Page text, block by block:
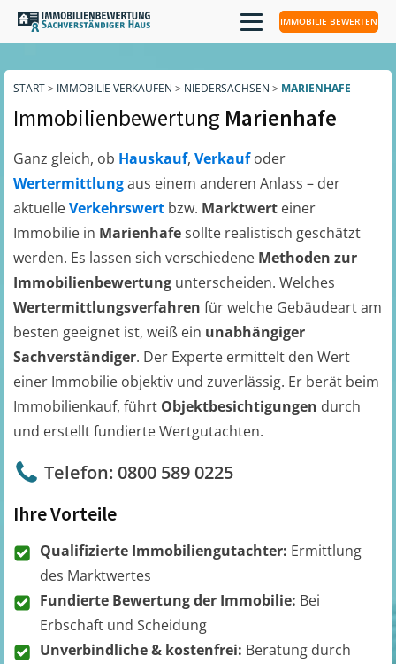
IMMOBILIE BEWERTEN
START> IMMOBILIE VERKAUFEN > NIEDERSACHSEN > MARIENHAFE
Immobilienbewertung Marienhafe
Ganz gleich, ob Hauskauf, Verkaufoder
Wertermittlungaus einem anderen Anlass – der
aktuelleVerkehrswert bzw. Marktwert einer
Immobilie in Marienhafesollte realistisch geschätzt
werden. Es lassen sich verschiedene Methoden zur
Immobilienbewertung unterscheiden. Welches
Wertermittlungsverfahren für welche Gebäudeart am
besten geeignet ist, weiß ein unabhängiger
Sachverständiger. Der Experte ermittelt den Wert
einer Immobilie objektiv und zuverlässig. Er berät beim
Immobilienkauf, führt Objektbesichtigungen durch
und erstellt fundierte Wertgutachten.
Telefon: 0800 589 0225
Ihre Vorteile
Qualifizierte Immobiliengutachter: Ermittlung
des Marktwertes
Fundierte Bewertung der Immobilie: Bei
Erbschaft und Scheidung
Unverbindliche & kostenfrei: Beratung durch